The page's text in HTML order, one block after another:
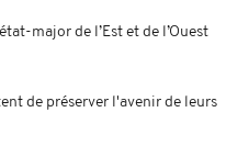
major de l’Est et de l’Ouest
de préserver l'avenir de leurs